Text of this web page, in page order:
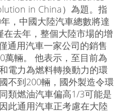
in China）為題。指
，中國大陸汽車總數將達
在去年，整個大陸市場的增
通用汽車一家公司的銷售
萬輛。 他表示，至目前為
電力為燃料轉換動力的環
不到200輛，國外製造令環
類燃油汽車偏高1/3可能是
此通用汽車正考慮在大陸